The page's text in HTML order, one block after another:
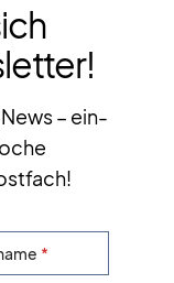
– ein-